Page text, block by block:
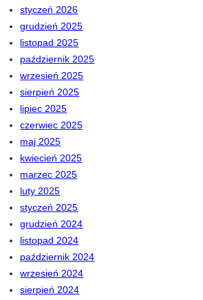
styczeń 2026
grudzień 2025
listopad 2025
październik 2025
wrzesień 2025
sierpień 2025
lipiec 2025
czerwiec 2025
maj 2025
kwiecień 2025
marzec 2025
luty 2025
styczeń 2025
grudzień 2024
listopad 2024
październik 2024
wrzesień 2024
sierpień 2024